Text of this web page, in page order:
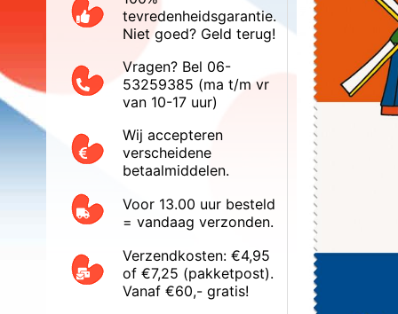
tevredenheidsgarantie.
Niet goed? Geld terug!
Vragen? Bel 06-
53259385 (ma t/m vr
van 10-17 uur)
Wij accepteren
verscheidene
betaalmiddelen.
Voor 13.00 uur besteld
= vandaag verzonden.
Verzendkosten: €4,95
of €7,25 (pakketpost).
Vanaf €60,- gratis!